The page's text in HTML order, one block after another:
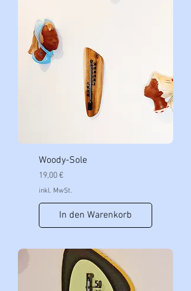
Woody-Sole
Preis
19,00 €
inkl. MwSt.
In den Warenkorb